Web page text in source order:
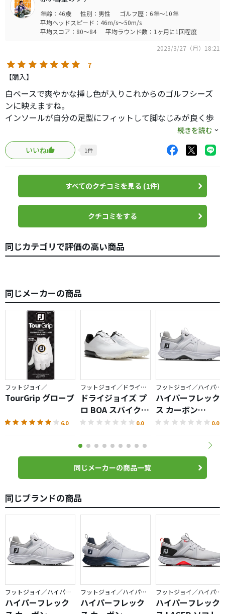
年齢：46歳 性別：男性
ゴルフ歴：6年～10年
平均ヘッドスピード：46m/s～50m/s
平均スコア：80～84
平均ラウンド数：1ヶ月に1回程度
2023/3/27（月）18:21
7
【購入】
白ベースで爽やかな挿し色が入りこれからのゴルフシーズ
ンに映えますね。
インソールが自分の足型にフィットして脚なじみが良く歩
BOAのフィット感も良く、グリップ力も全く問題なし。
ワイドラストなので普段よりワンサイズダウンでも履ける
かと思います。
続きを読む
いいね
1件
すべてのクチコミを見る (1件)
クチコミをする
同じカテゴリで評価の高い商品
同じメーカーの商品
フットジョイ／
TourGrip グローブ
6.0
フットジョイ／ドライジョイズ
ドライジョイズ プ
ロ BOA スパイクレ
スシューズ
0.0
フットジョイ／ハイパーフレックス
ハイパーフレック
ス カーボン
LACED（2025）0.0
同じメーカーの商品一覧
同じブランドの商品
フットジョイ／ハイパーフレックス
ハイパーフレック
フットジョイ／ハイパーフレックス
ハイパーフレック
フットジョイ／ハイパーフレックス
ハイパーフレック